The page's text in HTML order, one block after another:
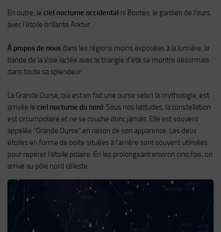
En outre, le ciel nocturne occidental ni Bootes, le gardien de l'ours,
avec l'étoile brillante Arktur.
À propos de nous dans les régions moins exposées à la lumière, la
bande de la Voie lactée avec le triangle d'été se montre désormais
dans toute sa splendeur.
La Grande Ourse, qui est en fait une ourse selon la mythologie, est
arrivée le ciel nocturne du nord. Sous nos latitudes, la constellation
est circumpolaire et ne se couche donc jamais. Elle est souvent
appelée "Grande Ourse" en raison de son apparence. Les deux
étoiles en forme de boîte situées à l'arrière sont souvent utilisées
pour repérer l'étoile polaire. En les prolongeant environ cinq fois, on
arrive au pôle nord céleste.